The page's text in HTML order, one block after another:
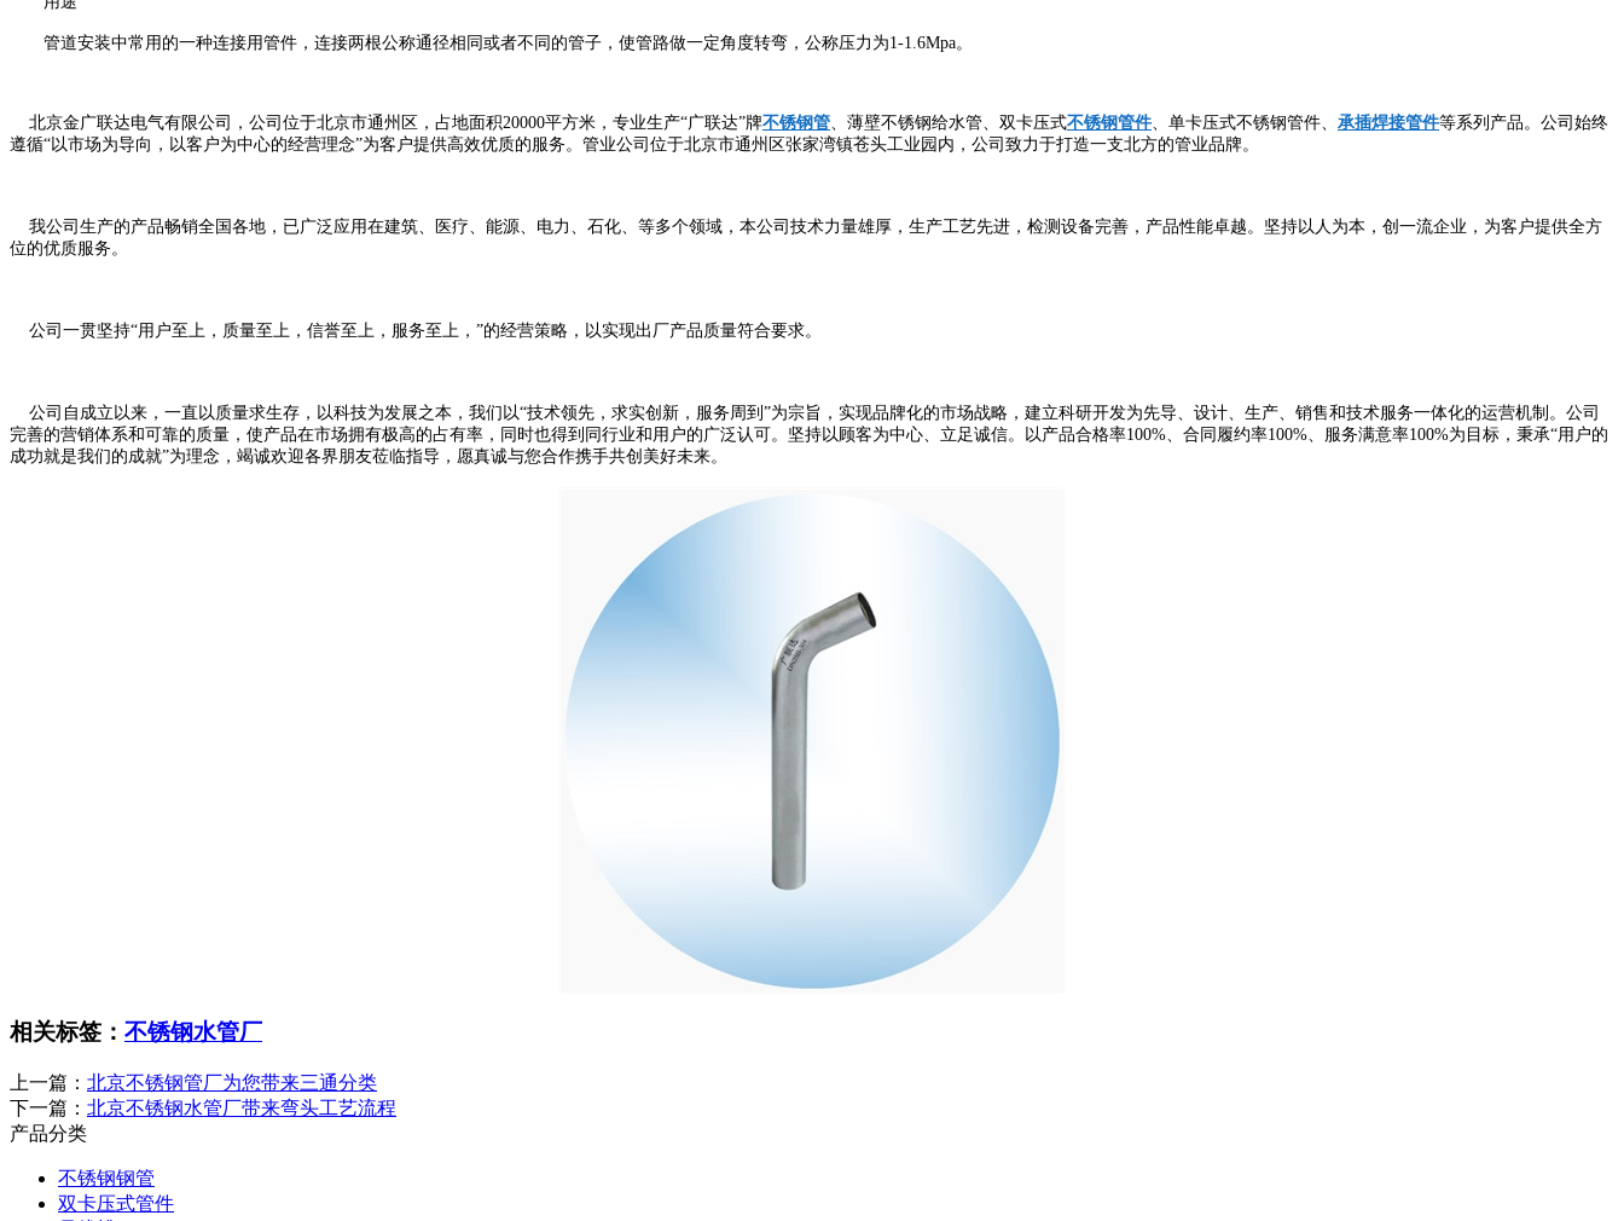
管道安装中常用的一种连接用管件，连接两根公称通径相同或者不同的管子，使管路做一定角度转弯，公称压力为1-1.6Mpa。
北京金广联达电气有限公司，公司位于北京市通州区，占地面积20000平方米，专业生产“广联达”牌不锈钢管 、薄壁不锈钢给水管、双卡压式不锈钢管件 、单卡压式不锈钢管件、 承插焊接管件等系列产品。公司始终
遵循“以市场为导向，以客户为中心的经营理念”为客户提供高效优质的服务。管业公司位于北京市通州区张家湾镇苍头工业园内，公司致力于打造一支北方的管业品牌。
我公司生产的产品畅销全国各地，已广泛应用在建筑、医疗、能源、电力、石化、等多个领域，本公司技术力量雄厚，生产工艺先进，检测设备完善，产品性能卓越。坚持以人为本，创一流企业，为客户提供全方
位的优质服务。
公司一贯坚持“用户至上，质量至上，信誉至上，服务至上，”的经营策略，以实现出厂产品质量符合要求。
公司自成立以来，一直以质量求生存，以科技为发展之本，我们以“技术领先，求实创新，服务周到”为宗旨，实现品牌化的市场战略，建立科研开发为先导、设计、生产、销售和技术服务一体化的运营机制。公司
完善的营销体系和可靠的质量，使产品在市场拥有极高的占有率，同时也得到同行业和用户的广泛认可。坚持以顾客为中心、立足诚信。以产品合格率100%、合同履约率100%、服务满意率100%为目标，秉承“用户的
成功就是我们的成就”为理念，竭诚欢迎各界朋友莅临指导，愿真诚与您合作携手共创美好未来。
相关标签： 不锈钢水管厂
上一篇： 北京不锈钢管厂为您带来三通分类
下一篇： 北京不锈钢水管厂带来弯头工艺流程
产品分类
不锈钢钢管
双卡压式管件